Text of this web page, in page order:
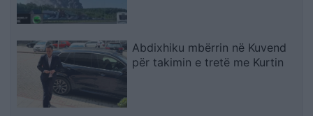
Abdixhiku mbërrin në Kuvend
për takimin e tretë me Kurtin